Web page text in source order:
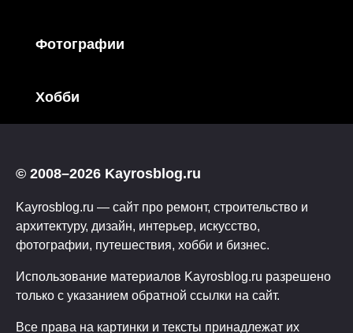
Фотографии
Хобби
© 2008–2026 Kayrosblog.ru
Kayrosblog.ru — сайт про ремонт, строительство и
архитектуру, дизайн, интерьер, искусство,
фотографии, путешествия, хобби и бизнес.
Использование материалов Kayrosblog.ru разрешено
только с указанием обратной ссылки на сайт.
Все права на картинки и тексты принадлежат их